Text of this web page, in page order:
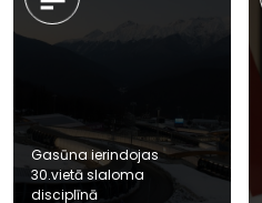
Gasūna ierindojas
30.vietā slaloma
disciplīnā